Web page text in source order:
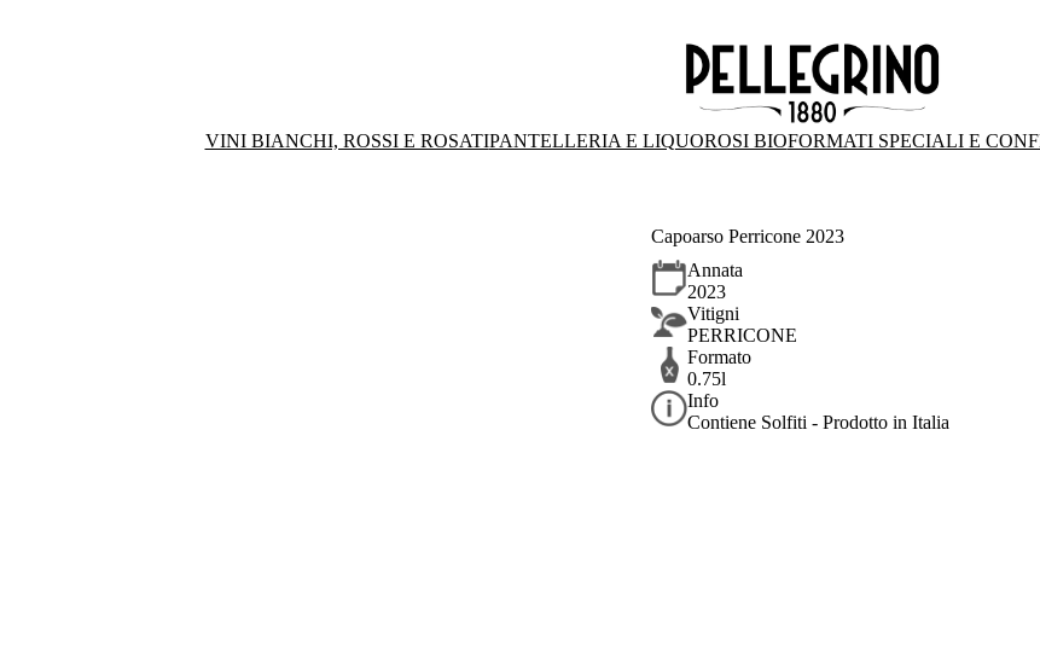
VINI BIANCHI, ROSSI E ROSATIPANTELLERIA E LIQUOROSI BIOFORMATI SPECIALI E
Capoarso Perricone 2023
Annata
2023
Vitigni
PERRICONE
Formato
0.75l
Info
Contiene Solfiti - Prodotto in Italia